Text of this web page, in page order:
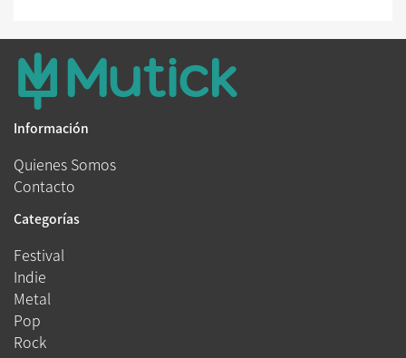
Información
Quienes Somos
Contacto
Categorías
Festival
Indie
Metal
Pop
Rock